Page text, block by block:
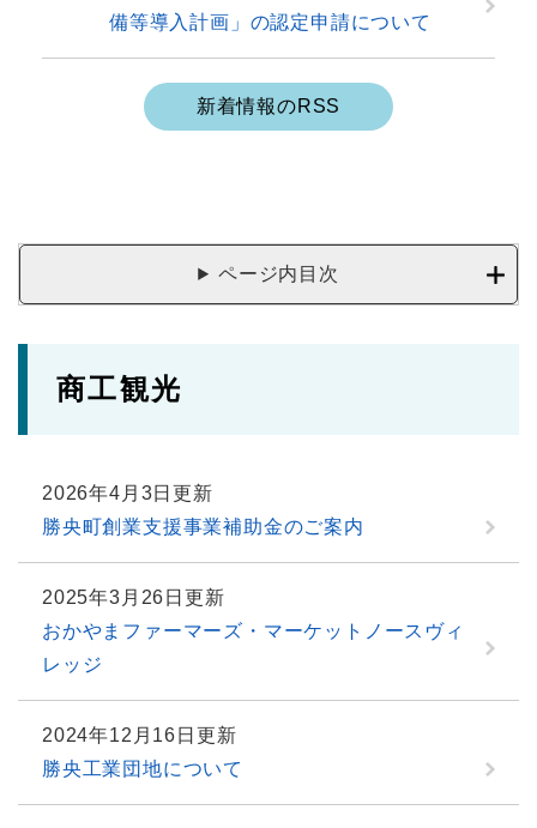
備等導入計画」の認定申請について
新着情報のRSS
ページ内目次
商工観光
2026年4月3日更新
勝央町創業支援事業補助金のご案内
2025年3月26日更新
おかやまファーマーズ・マーケットノースヴィ
レッジ
2024年12月16日更新
勝央工業団地について